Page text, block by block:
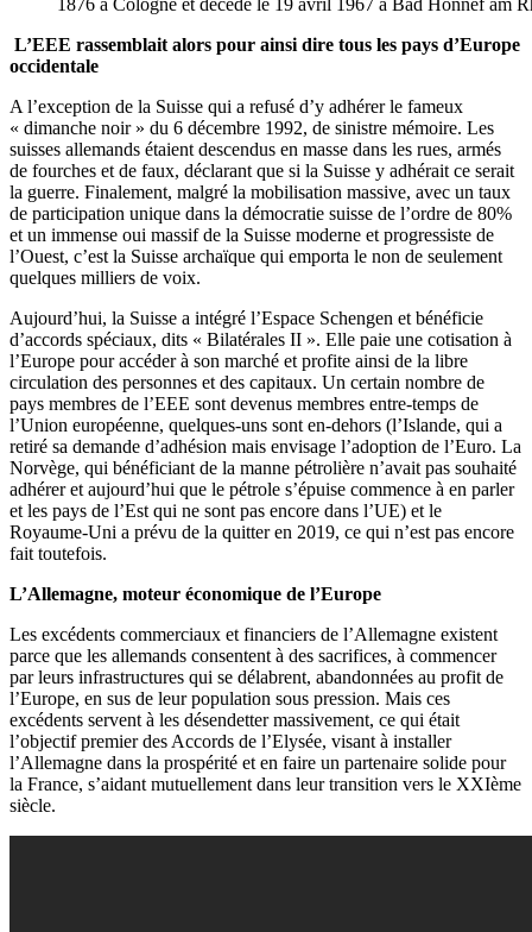
L’EEE rassemblait alors pour ainsi dire tous les pays d’Europe
occidentale
A l’exception de la Suisse qui a refusé d’y adhérer le fameux
« dimanche noir » du 6 décembre 1992, de sinistre mémoire. Les
suisses allemands étaient descendus en masse dans les rues, armés
de fourches et de faux, déclarant que si la Suisse y adhérait ce serait
la guerre. Finalement, malgré la mobilisation massive, avec un taux
de participation unique dans la démocratie suisse de l’ordre de 80%
et un immense oui massif de la Suisse moderne et progressiste de
l’Ouest, c’est la Suisse archaïque qui emporta le non de seulement
quelques milliers de voix.
Aujourd’hui, la Suisse a intégré l’Espace Schengen et bénéficie
d’accords spéciaux, dits « Bilatérales II ». Elle paie une cotisation à
l’Europe pour accéder à son marché et profite ainsi de la libre
circulation des personnes et des capitaux. Un certain nombre de
pays membres de l’EEE sont devenus membres entre-temps de
l’Union européenne, quelques-uns sont en-dehors (l’Islande, qui a
retiré sa demande d’adhésion mais envisage l’adoption de l’Euro. La
Norvège, qui bénéficiant de la manne pétrolière n’avait pas souhaité
adhérer et aujourd’hui que le pétrole s’épuise commence à en parler
et les pays de l’Est qui ne sont pas encore dans l’UE) et le
Royaume-Uni a prévu de la quitter en 2019, ce qui n’est pas encore
fait toutefois.
L’Allemagne, moteur économique de l’Europe
Les excédents commerciaux et financiers de l’Allemagne existent
parce que les allemands consentent à des sacrifices, à commencer
par leurs infrastructures qui se délabrent, abandonnées au profit de
l’Europe, en sus de leur population sous pression. Mais ces
excédents servent à les désendetter massivement, ce qui était
l’objectif premier des Accords de l’Elysée, visant à installer
l’Allemagne dans la prospérité et en faire un partenaire solide pour
la France, s’aidant mutuellement dans leur transition vers le XXIème
siècle.